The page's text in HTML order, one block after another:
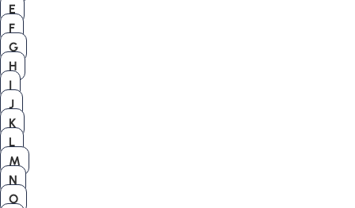
E
F
G
H
I
J
K
L
M
N
O